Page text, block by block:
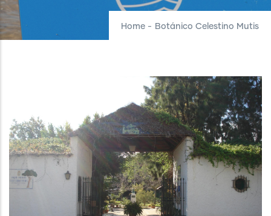
Home - Botánico Celestino Mutis